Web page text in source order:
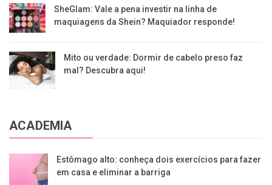
SheGlam: Vale a pena investir na linha de
maquiagens da Shein? Maquiador responde!
Mito ou verdade: Dormir de cabelo preso faz
mal? Descubra aqui!
ACADEMIA
Estômago alto: conheça dois exercícios para fazer
em casa e eliminar a barriga